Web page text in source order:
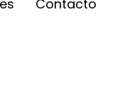
Contacto